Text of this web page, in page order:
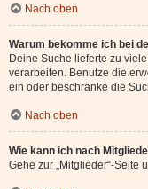
Nach oben
Warum bekomme ich bei
Deine Suche lieferte zu
verarbeiten. Benutze die
ein oder beschränke die
Nach oben
Wie kann ich nach
Gehe zur „Mitglieder“-Seite